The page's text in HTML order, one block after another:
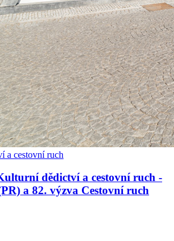
a cestovní ruch
dědictví a cestovní ruch -
a 82. výzva Cestovní ruch